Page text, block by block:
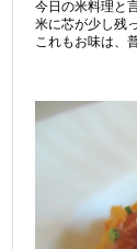
今日の米料理と
米に芯が少し残
これもお味は、